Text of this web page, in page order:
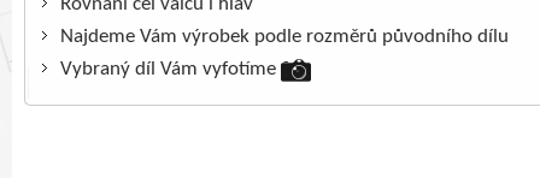
Rovnání čel válců i hlav
Najdeme Vám výrobek podle rozměrů původního dílu
Vybraný díl Vám vyfotíme